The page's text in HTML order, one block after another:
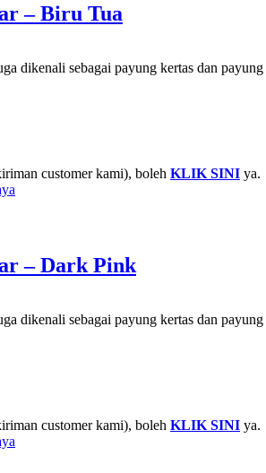
– Biru Tua
dikenali sebagai payung kertas dan
customer kami), boleh KLIK SINI ya.
– Dark Pink
dikenali sebagai payung kertas dan
customer kami), boleh KLIK SINI ya.